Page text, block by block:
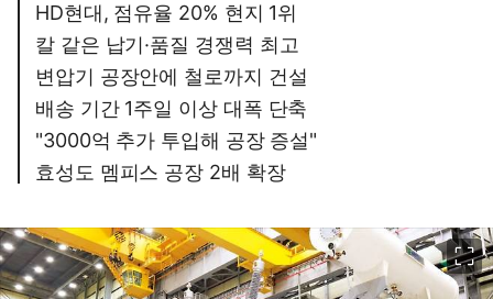
HD현대, 점유율 20% 현지 1위
칼 같은 납기·품질 경쟁력 최고
변압기 공장안에 철로까지 건설
배송 기간 1주일 이상 대폭 단축
"3000억 추가 투입해 공장 증설"
효성도 멤피스 공장 2배 확장